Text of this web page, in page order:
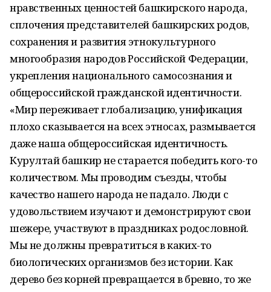
нравственных ценностей башкирского народа,
сплочения представителей башкирских родов,
сохранения и развития этнокультурного
многообразия народов Российской Федерации,
укрепления национального самосознания и
общероссийской гражданской идентичности.
«Мир переживает глобализацию, унификация
плохо сказывается на всех этносах, размывается
даже наша общероссийская идентичность.
Курултай башкир не старается победить кого-то
количеством. Мы проводим съезды, чтобы
качество нашего народа не падало. Люди с
удовольствием изучают и демонстрируют свои
шежере, участвуют в праздниках родословной.
Мы не должны превратиться в каких-то
биологических организмов без истории. Как
дерево без корней превращается в бревно, то же